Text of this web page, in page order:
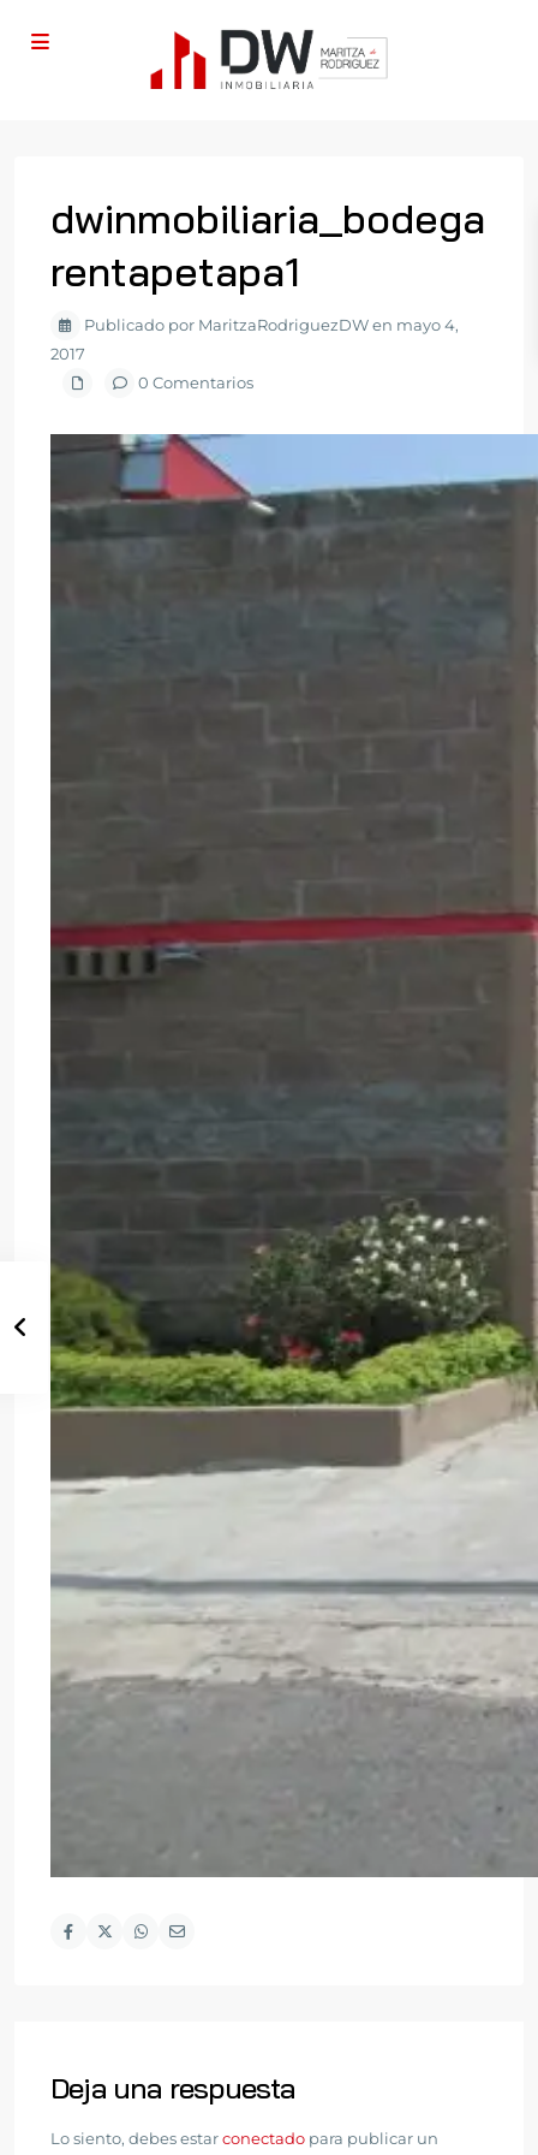
dwinmobiliaria_bodega
rentapetapa1
Publicado por MaritzaRodriguezDW en mayo 4,
2017
0 Comentarios
Deja una respuesta
Lo siento, debes estarconectado para publicar un